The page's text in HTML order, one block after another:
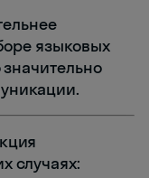
языковых
случаях: